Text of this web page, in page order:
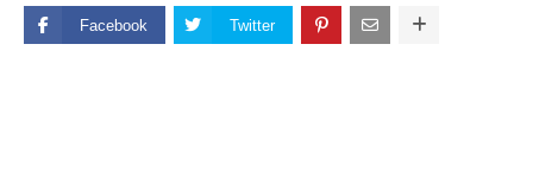
Facebook Twitter